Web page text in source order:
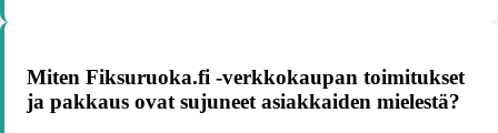
Miten Fiksuruoka.fi -verkkokaupan toimitukset
ja pakkaus ovat sujuneet asiakkaiden mielestä?